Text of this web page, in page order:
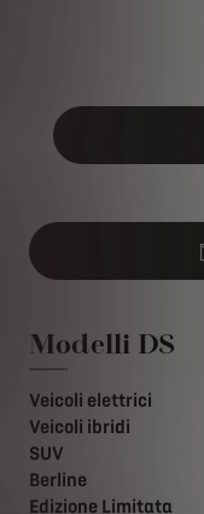
Modelli DS
Veicoli elettrici
Veicoli ibridi
SUV
Berline
Edizione Limitata